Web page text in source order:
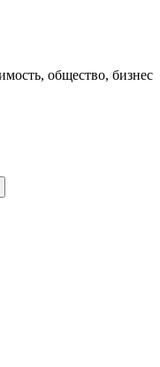
общество, бизнес